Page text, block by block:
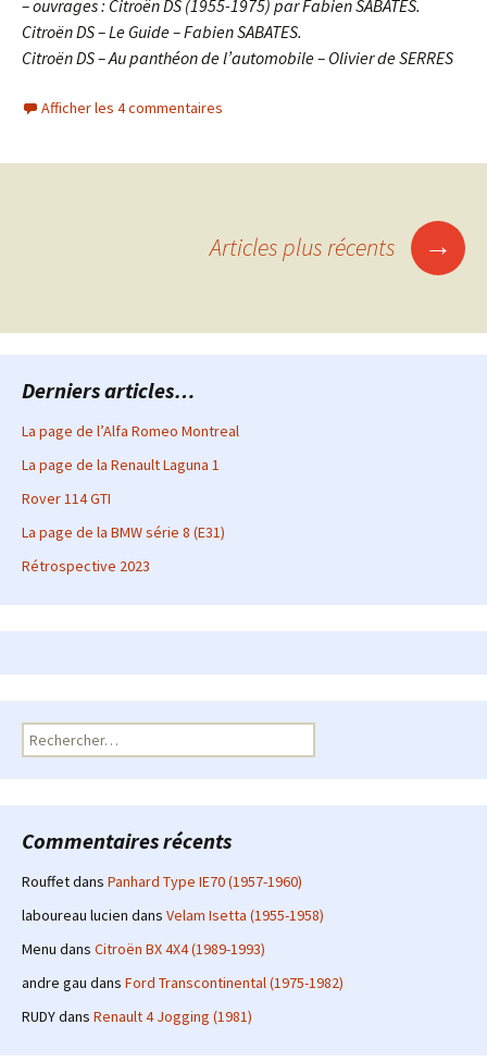
– ouvrages : Citroën DS (1955-1975) par Fabien SABATES.
Citroën DS – Le Guide – Fabien SABATES.
Citroën DS – Au panthéon de l’automobile – Olivier de SERRES
Afficher les 4 commentaires
Navigation
articles
Articles plus récents →
Derniers articles…
La page de l’Alfa Romeo Montreal
La page de la Renault Laguna 1
Rover 114 GTI
La page de la BMW série 8 (E31)
Rétrospective 2023
Rechercher :
Commentaires récents
Rouffetdans Panhard Type IE70 (1957-1960)
laboureau lucien dans Velam Isetta (1955-1958)
Menu dans Citroën BX 4X4 (1989-1993)
andre gau dans Ford Transcontinental (1975-1982)
RUDYdans Renault 4 Jogging (1981)